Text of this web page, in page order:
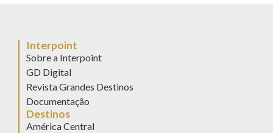
Interpoint
Sobre a Interpoint
GD Digital
Revista Grandes Destinos
Documentação
Destinos
América Central